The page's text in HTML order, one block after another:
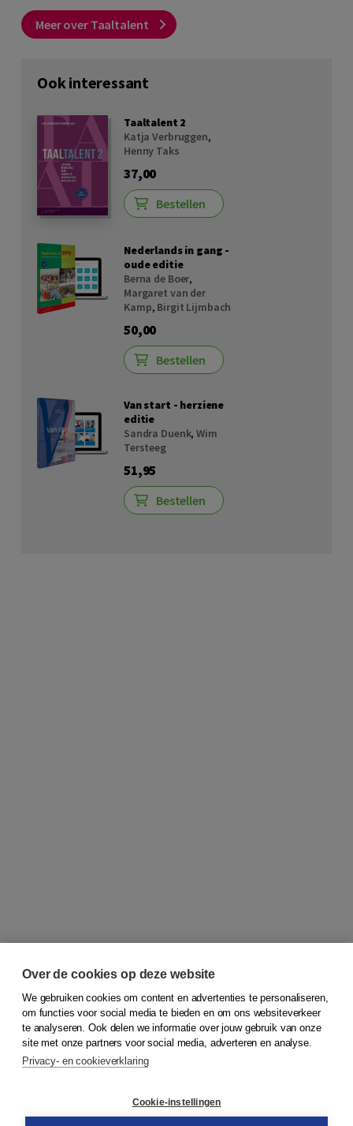
Meer over Taaltalent
Ook interessant
Taaltalent 2
Katja Verbruggen,
Henny Taks
37,00
Bestellen
Nederlands in gang -
oude editie
Berna de Boer,
Margaret van der
Kamp, Birgit Lijmbach
50,00
Bestellen
Van start - herziene
editie
Sandra Duenk,Wim
Tersteeg
51,95
Bestellen
© 2026Koninklijke Boom uitgevers
Bestellen
Over de cookies op deze website
We gebruiken cookies om content en advertenties te personaliseren,
om functies voor social media te bieden en om ons websiteverkeer
te analyseren. Ook delen we informatie over jouw gebruik van onze
site met onze partners voor social media, adverteren en analyse.
Privacy- en cookieverklaring
Cookie-instellingen